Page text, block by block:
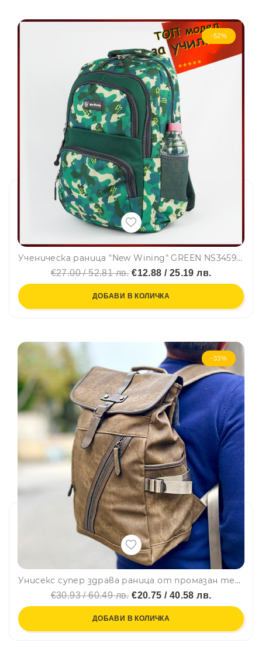
-52%
Ученическа раница "New Wining" GREEN NS3459 непромокаема, с много джобчета, свеж десен, зелена
€27.00 / 52.81 лв.€12.88 / 25.19 лв.
ДОБАВИ В КОЛИЧКА
-33%
Унисекс супер здрава раница от промазан текстил NS3696 BROWN - подходяща за спорт, туризъм, училище и др.
€30.93 / 60.49 лв.€20.75 / 40.58 лв.
ДОБАВИ В КОЛИЧКА